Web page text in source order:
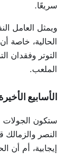
سريعًا.
ويمثل العامل
الحالية، خاصة
التوتر وفقدان
الملعب.
الأسابيع
ستكون الجولات
النصر
إيجابية، أم أن